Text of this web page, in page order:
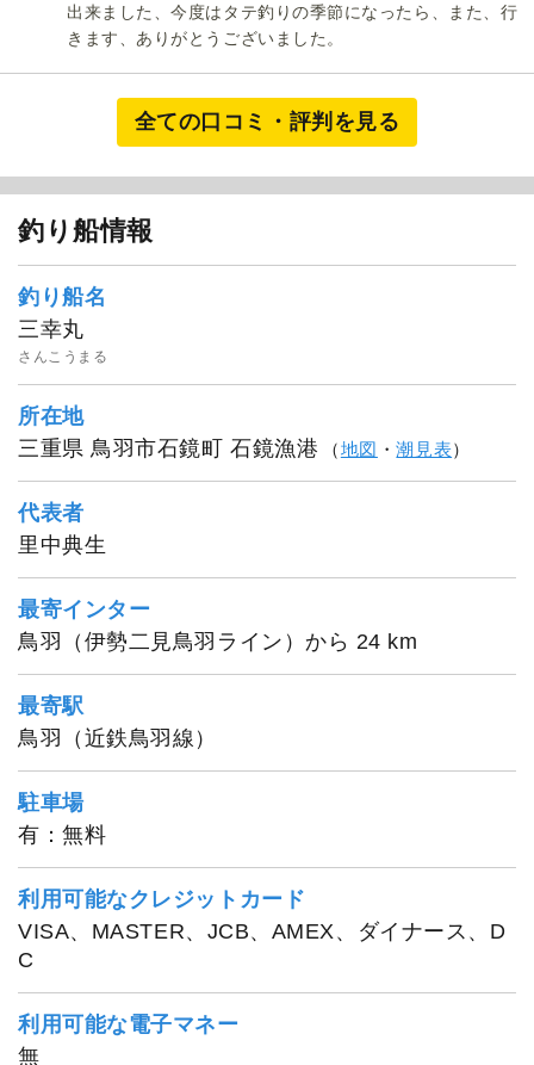
出来ました、今度はタテ釣りの季節になったら、また、行
きます、ありがとうございました。
全ての口コミ・評判を見る
釣り船情報
釣り船名
三幸丸
さんこうまる
所在地
三重県 鳥羽市石鏡町 石鏡漁港
（地図 ・潮見表）
代表者
里中典生
最寄インター
鳥羽（伊勢二見鳥羽ライン）から 24 km
最寄駅
鳥羽（近鉄鳥羽線）
駐車場
有：無料
利用可能なクレジットカード
VISA、MASTER、JCB、AMEX、ダイナース、D
C
利用可能な電子マネー
無